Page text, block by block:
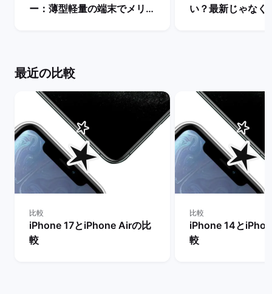
ー：薄型軽量の端末でメリッ
い？最新じゃなく
最近の比較
比較
iPhone 17とiPhone Airの比
較
比較
iPhone 14と
較